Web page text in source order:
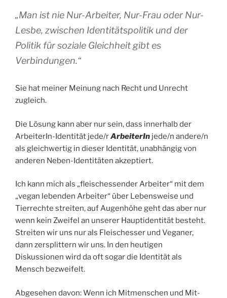
„Man ist nie Nur-Arbeiter, Nur-Frau oder Nur-
Lesbe, zwischen Identitätspolitik und der
Politik für soziale Gleichheit gibt es
Verbindungen.“
Sie hat meiner Meinung nach Recht und Unrecht
zugleich.
Die Lösung kann aber nur sein, dass innerhalb der
ArbeiterIn-Identität jede/rArbeiterIn jede/n andere/n
als gleichwertig in dieser Identität, unabhängig von
anderen Neben-Identitäten akzeptiert.
Ich kann mich als „fleischessender Arbeiter“ mit dem
„vegan lebenden Arbeiter“ über Lebensweise und
Tierrechte streiten, auf Augenhöhe geht das aber nur
wenn kein Zweifel an unserer Hauptidentität besteht.
Streiten wir uns nur als Fleischesser und Veganer,
dann zersplittern wir uns. In den heutigen
Diskussionen wird da oft sogar die Identität als
Mensch bezweifelt.
Abgesehen davon: Wenn ich Mitmenschen und Mit-